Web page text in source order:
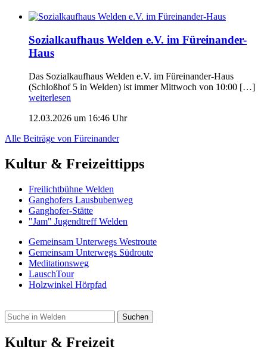
Sozialkaufhaus Welden e.V. im Füreinander-
Haus
Das Sozialkaufhaus Welden e.V. im Füreinander-Haus
(Schloßhof 5 in Welden) ist immer Mittwoch von 10:00 […]
weiterlesen
12.03.2026 um 16:46 Uhr
Alle Beiträge von Füreinander
Kultur & Freizeittipps
Freilicht­bühne Welden
Ganghofers Lausbubenweg
Ganghofer-Stätte
"Jam" Jugendtreff Welden
Gemeinsam Unterwegs Westroute
Gemeinsam Unterwegs Südroute
Meditationsweg
LauschTour
Holzwinkel Hörpfad
Kultur & Freizeit